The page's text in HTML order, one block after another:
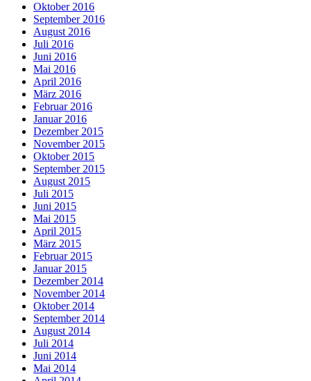
Oktober 2016
September 2016
August 2016
Juli 2016
Juni 2016
Mai 2016
April 2016
März 2016
Februar 2016
Januar 2016
Dezember 2015
November 2015
Oktober 2015
September 2015
August 2015
Juli 2015
Juni 2015
Mai 2015
April 2015
März 2015
Februar 2015
Januar 2015
Dezember 2014
November 2014
Oktober 2014
September 2014
August 2014
Juli 2014
Juni 2014
Mai 2014